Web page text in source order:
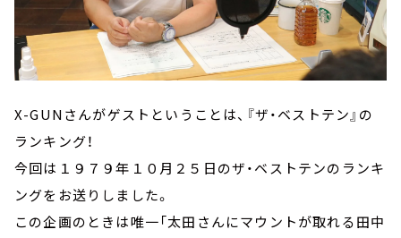
X-GUNさんがゲストということは、『ザ・ベストテン』の
ランキング！
今回は１９７９年１０月２５日のザ・ベストテンのランキ
ングをお送りしました。
この企画のときは唯一「太田さんにマウントが取れる田中